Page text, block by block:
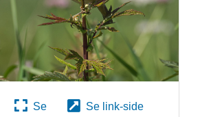
Se
Se link-side